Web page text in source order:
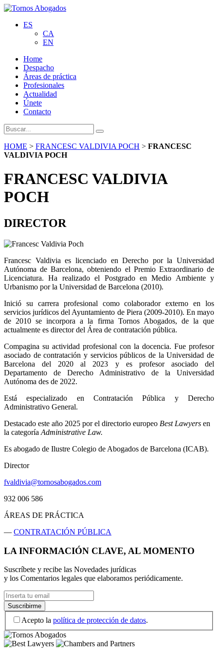
ES
CA
EN
Home
Despacho
Áreas de práctica
Profesionales
Actualidad
Únete
Contacto
HOME > FRANCESC VALDIVIA POCH > FRANCESC
VALDIVIA POCH
FRANCESC VALDIVIA
POCH
DIRECTOR
Francesc Valdivia es licenciado en Derecho por la Universidad
Autónoma de Barcelona, obteniendo el Premio Extraordinario de
Licenciatura. Ha realizado el Postgrado en Medio Ambiente y
Urbanismo por la Universidad de Barcelona (2010).
Inició su carrera profesional como colaborador externo en los
servicios jurídicos del Ayuntamiento de Piera (2009-2010). En mayo
de 2010 se incorpora a la firma Tornos Abogados, de la que
actualmente es director del Área de contratación pública.
Compagina su actividad profesional con la docencia. Fue profesor
asociado de contratación y servicios públicos de la Universidad de
Barcelona del 2020 al 2023 y es profesor asociado del
Departamento de Derecho Administrativo de la Universidad
Autónoma des de 2022.
Está especializado en Contratación Pública y Derecho
Administrativo General.
Destacado este año 2025 por el directorio europeo Best Lawyers en
la categoría Administrative Law.
Es abogado de Ilustre Colegio de Abogados de Barcelona (ICAB).
Director
fvaldivia@tornosabogados.com
932 006 586
ÁREAS DE PRÁCTICA
— CONTRATACIÓN PÚBLICA
LA INFORMACIÓN CLAVE, AL MOMENTO
Suscríbete y recibe las Novedades jurídicas
y los Comentarios legales que elaboramos periódicamente.
Acepto la política de protección de datos.